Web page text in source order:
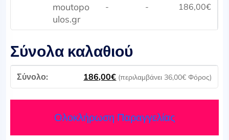
moutopo
ulos.gr
- - 186,00€
Σύνολα καλαθιού
186,00€ (περιλαμβάνει 36,00€ Φόρος)
Ολοκλήρωση Παραγγελίας